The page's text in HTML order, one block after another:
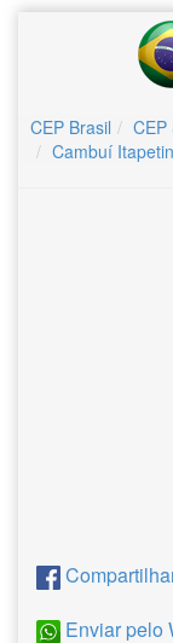
CEP Brasil CEP
Cambuí
Enviar pelo